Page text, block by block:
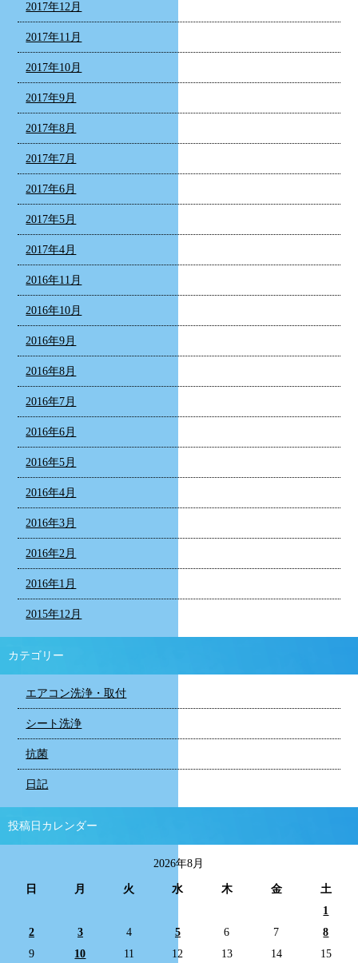
2017年12月
2017年11月
2017年10月
2017年9月
2017年8月
2017年7月
2017年6月
2017年5月
2017年4月
2016年11月
2016年10月
2016年9月
2016年8月
2016年7月
2016年6月
2016年5月
2016年4月
2016年3月
2016年2月
2016年1月
2015年12月
カテゴリー
エアコン洗浄・取付
シート洗浄
抗菌
日記
投稿日カレンダー
2026年8月
日 月 火 水 木 金
土
1
2
3 4 5 6 7
8
9
10 11 12 13 14 15